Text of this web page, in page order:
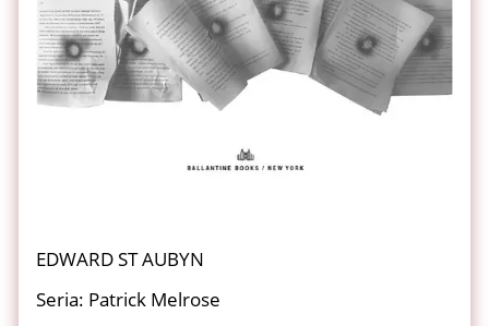
EDWARD ST AUBYN
Seria: Patrick Melrose